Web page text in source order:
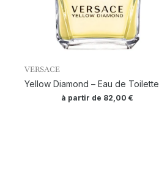
VERSACE
Yellow Diamond – Eau de Toilette
à partir de 82,00 €